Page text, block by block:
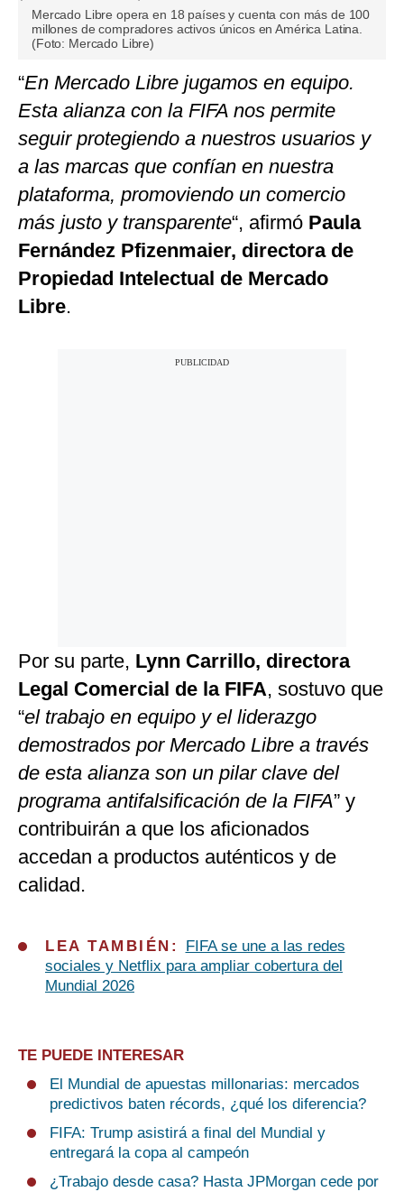
Mercado Libre opera en 18 países y cuenta con más de 100
millones de compradores activos únicos en América Latina.
(Foto: Mercado Libre)
“En Mercado Libre jugamos en equipo.
Esta alianza con la FIFA nos permite
seguir protegiendo a nuestros usuarios y
a las marcas que confían en nuestra
plataforma, promoviendo un comercio
más justo y transparente“, afirmó Paula
Fernández Pfizenmaier, directora de
Propiedad Intelectual de Mercado
Libre.
Por su parte, Lynn Carrillo, directora
Legal Comercial de la FIFA, sostuvo que
“el trabajo en equipo y el liderazgo
demostrados por Mercado Libre a través
de esta alianza son un pilar clave del
programa antifalsificación de la FIFA” y
contribuirán a que los aficionados
accedan a productos auténticos y de
calidad.
LEA TAMBIÉN:
FIFA se une a las redes
sociales y Netflix para ampliar cobertura del
Mundial 2026
TE PUEDE INTERESAR
El Mundial de apuestas millonarias: mercados
predictivos baten récords, ¿qué los diferencia?
FIFA: Trump asistirá a final del Mundial y
entregará la copa al campeón
¿Trabajo desde casa? Hasta JPMorgan cede por